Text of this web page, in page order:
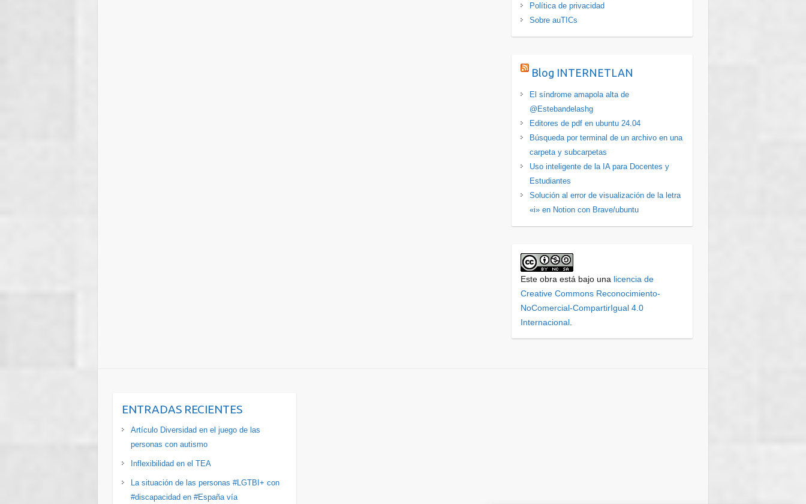
Política de privacidad
Sobre auTICs
Blog INTERNETLAN
El síndrome amapola alta de
@Estebandelashg
Editores de pdf en ubuntu 24.04
Búsqueda por terminal de un archivo en una
carpeta y subcarpetas
Uso inteligente de la IA para Docentes y
Estudiantes
Solución al error de visualización de la letra
«i» en Notion con Brave/ubuntu
Este obra está bajo una licencia de
Creative Commons Reconocimiento-
NoComercial-CompartirIgual 4.0
Internacional.
ENTRADAS RECIENTES
Artículo Diversidad en el juego de las
personas con autismo
Inflexibilidad en el TEA
La situación de las personas #LGTBI+ con
#discapacidad en #España vía